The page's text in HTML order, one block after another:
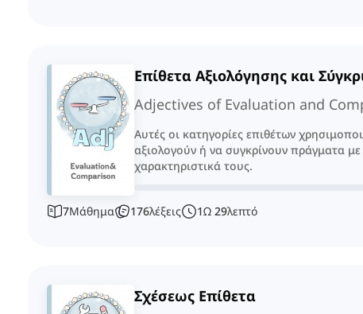
Επίθετα Αξιολόγησης και
Adjectives of Evaluation and
Αυτές οι κατηγορίες επιθέτων
αξιολογούν ή να συγκρίνουν πράγματα με
χαρακτηριστικά τους.
7Μάθημα 176λέξεις 1Ω 29λεπτό
Σχέσεως Επίθετα